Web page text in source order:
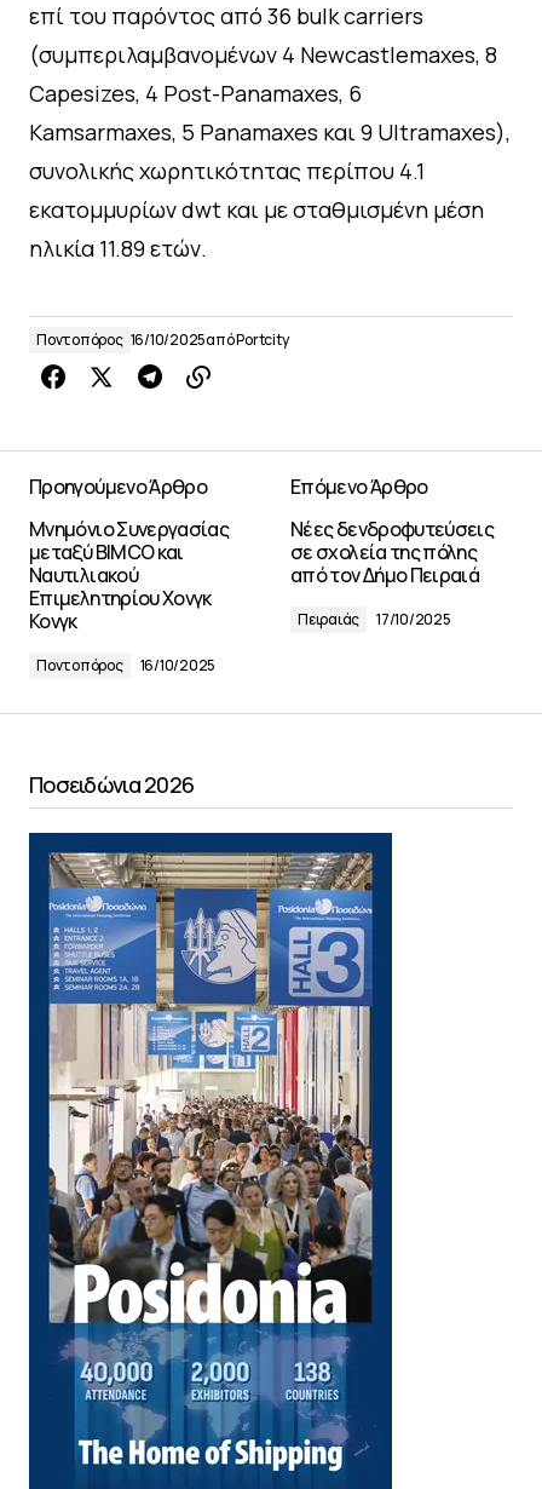
επί του παρόντος από 36 bulk carriers
(συμπεριλαμβανομένων 4 Newcastlemaxes, 8
Capesizes, 4 Post-Panamaxes, 6
Kamsarmaxes, 5 Panamaxes και 9 Ultramaxes),
συνολικής χωρητικότητας περίπου 4.1
εκατομμυρίων dwt και με σταθμισμένη μέση
ηλικία 11.89 ετών.
Ποντοπόρος 16/10/2025απόPortcity
Προηγούμενο Άρθρο
Μνημόνιο Συνεργασίας
μεταξύ BIMCO και
Ναυτιλιακού
Επιμελητηρίου Χονγκ
Κονγκ
Ποντοπόρος 16/10/2025
Επόμενο Άρθρο
Νέες δενδροφυτεύσεις
σε σχολεία της πόλης
από τον Δήμο Πειραιά
Πειραιάς 17/10/2025
Ποσειδώνια 2026